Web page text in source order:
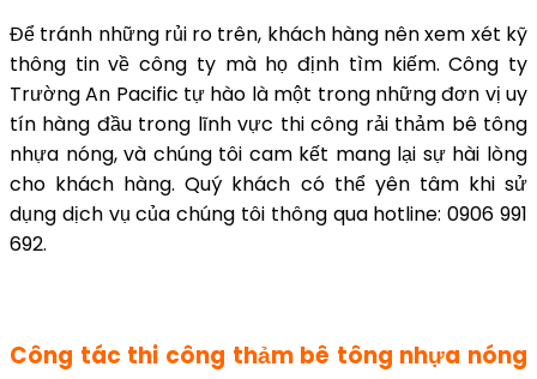
Để tránh những rủi ro trên, khách hàng nên xem xét kỹ
thông tin về công ty mà họ định tìm kiếm. Công ty
Trường An Pacific tự hào là một trong những đơn vị uy
tín hàng đầu trong lĩnh vực thi công rải thảm bê tông
nhựa nóng, và chúng tôi cam kết mang lại sự hài lòng
cho khách hàng. Quý khách có thể yên tâm khi sử
dụng dịch vụ của chúng tôi thông qua hotline: 0906 991
692.
Công tác thi công thảm bê tông nhựa nóng